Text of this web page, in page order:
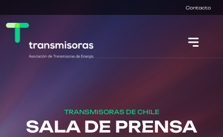
Contacto
TRANSMISORAS DE CHILE
SALA DE PRENSA